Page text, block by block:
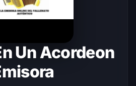
Un Acordeon